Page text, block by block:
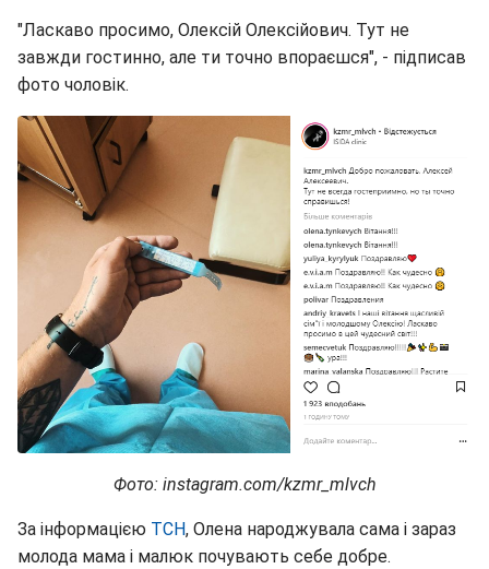
"Ласкаво просимо, Олексій Олексійович. Тут не
завжди гостинно, але ти точно впораєшся", - підписав
фото чоловік.
Фото: instagram.com/kzmr_mlvch
За інформацією ТСН, Олена народжувала сама і зараз
молода мама і малюк почувають себе добре.